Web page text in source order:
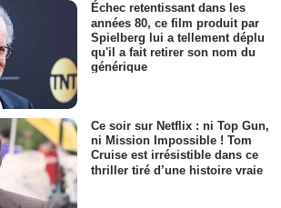
Échec retentissant dans les
années 80, ce film produit par
Spielberg lui a tellement déplu
qu'il a fait retirer son nom du
générique
Ce soir sur Netflix : ni Top Gun,
ni Mission Impossible ! Tom
Cruise est irrésistible dans ce
thriller tiré d’une histoire vraie